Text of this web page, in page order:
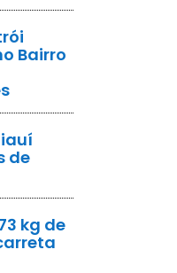
Bairro
de
kg de